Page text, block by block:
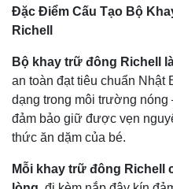
Đặc Điểm Cấu Tạo Bộ
Richell
Bộ khay trữ đông Richell
an toàn đạt tiêu chuẩn Nhật
dạng trong môi trường nóng
đảm bảo giữ được vẹn
thức ăn dặm của bé.
Mỗi khay trữ đông Richell